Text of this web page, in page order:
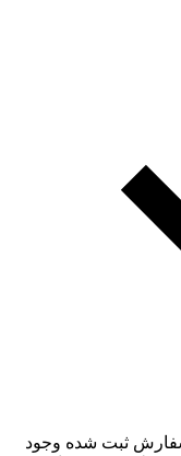
سفارش ثبت شده وجود